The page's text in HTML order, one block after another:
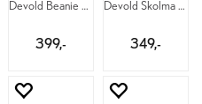
Devold Beanie 58 Yellow DNT
399,-
Devold Skolma Merino Beanie Kid 54 DNT
349,-